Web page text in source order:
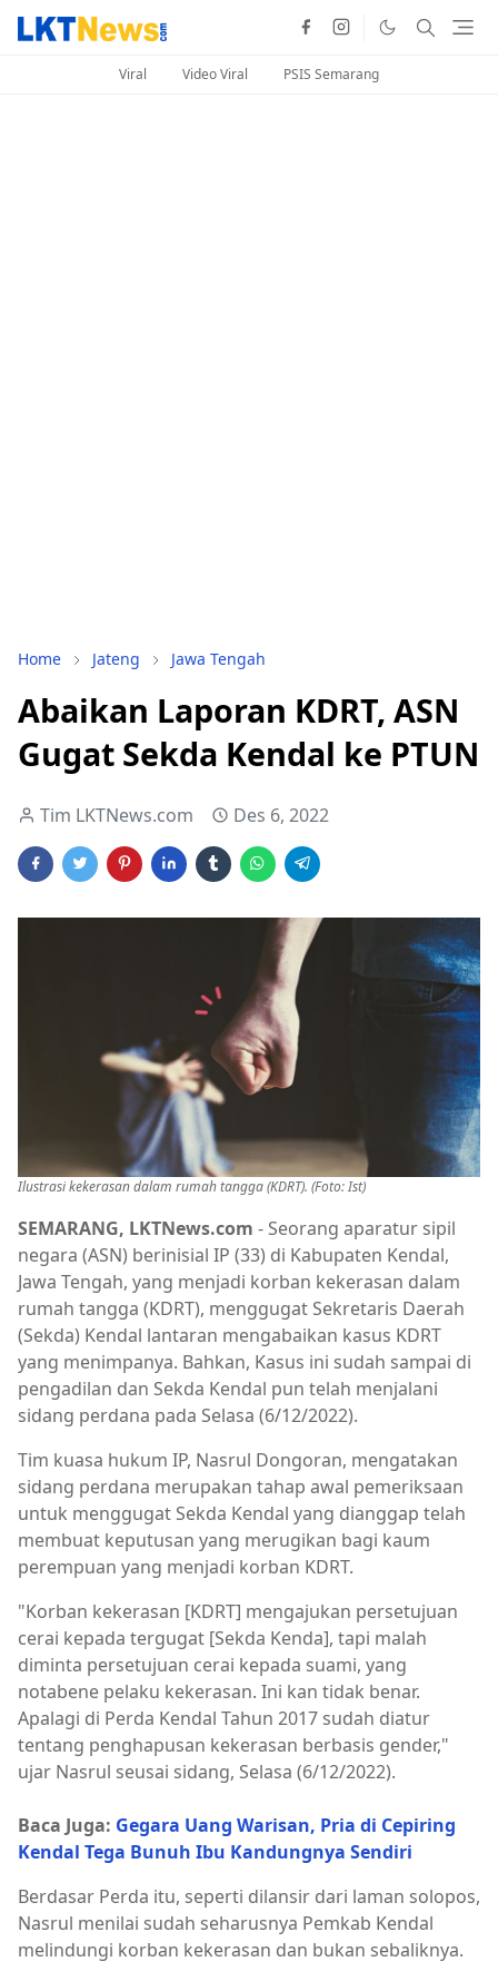
Viral Video Viral PSIS Semarang
Home Jateng Jawa Tengah
Abaikan Laporan KDRT, ASN
Gugat Sekda Kendal ke PTUN
Tim LKTNews.com Des 6, 2022
Ilustrasi kekerasan dalam rumah tangga (KDRT). (Foto: Ist)
SEMARANG, LKTNews.com - Seorang aparatur sipil
negara (ASN) berinisial IP (33) di Kabupaten Kendal,
Jawa Tengah, yang menjadi korban kekerasan dalam
rumah tangga (KDRT), menggugat Sekretaris Daerah
(Sekda) Kendal lantaran mengabaikan kasus KDRT
yang menimpanya. Bahkan, Kasus ini sudah sampai di
pengadilan dan Sekda Kendal pun telah menjalani
sidang perdana pada Selasa (6/12/2022).
Tim kuasa hukum IP, Nasrul Dongoran, mengatakan
sidang perdana merupakan tahap awal pemeriksaan
untuk menggugat Sekda Kendal yang dianggap telah
membuat keputusan yang merugikan bagi kaum
perempuan yang menjadi korban KDRT.
"Korban kekerasan [KDRT] mengajukan persetujuan
cerai kepada tergugat [Sekda Kenda], tapi malah
diminta persetujuan cerai kepada suami, yang
notabene pelaku kekerasan. Ini kan tidak benar.
Apalagi di Perda Kendal Tahun 2017 sudah diatur
tentang penghapusan kekerasan berbasis gender,"
ujar Nasrul seusai sidang, Selasa (6/12/2022).
Baca Juga: Gegara Uang Warisan, Pria di Cepiring
Kendal Tega Bunuh Ibu Kandungnya Sendiri
Berdasar Perda itu, seperti dilansir dari laman solopos,
Nasrul menilai sudah seharusnya Pemkab Kendal
melindungi korban kekerasan dan bukan sebaliknya.